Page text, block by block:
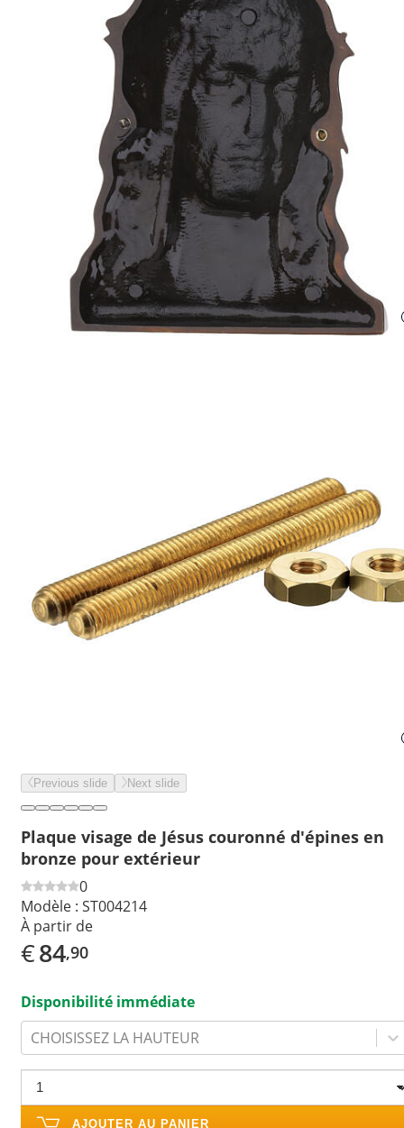
Previous slide Next slide
Plaque visage de Jésus couronné d'épines en
bronze pour extérieur
0
Modèle : ST004214
À partir de
€84,90
Disponibilité immédiate
CHOISISSEZ LA HAUTEUR
AJOUTER AU PANIER